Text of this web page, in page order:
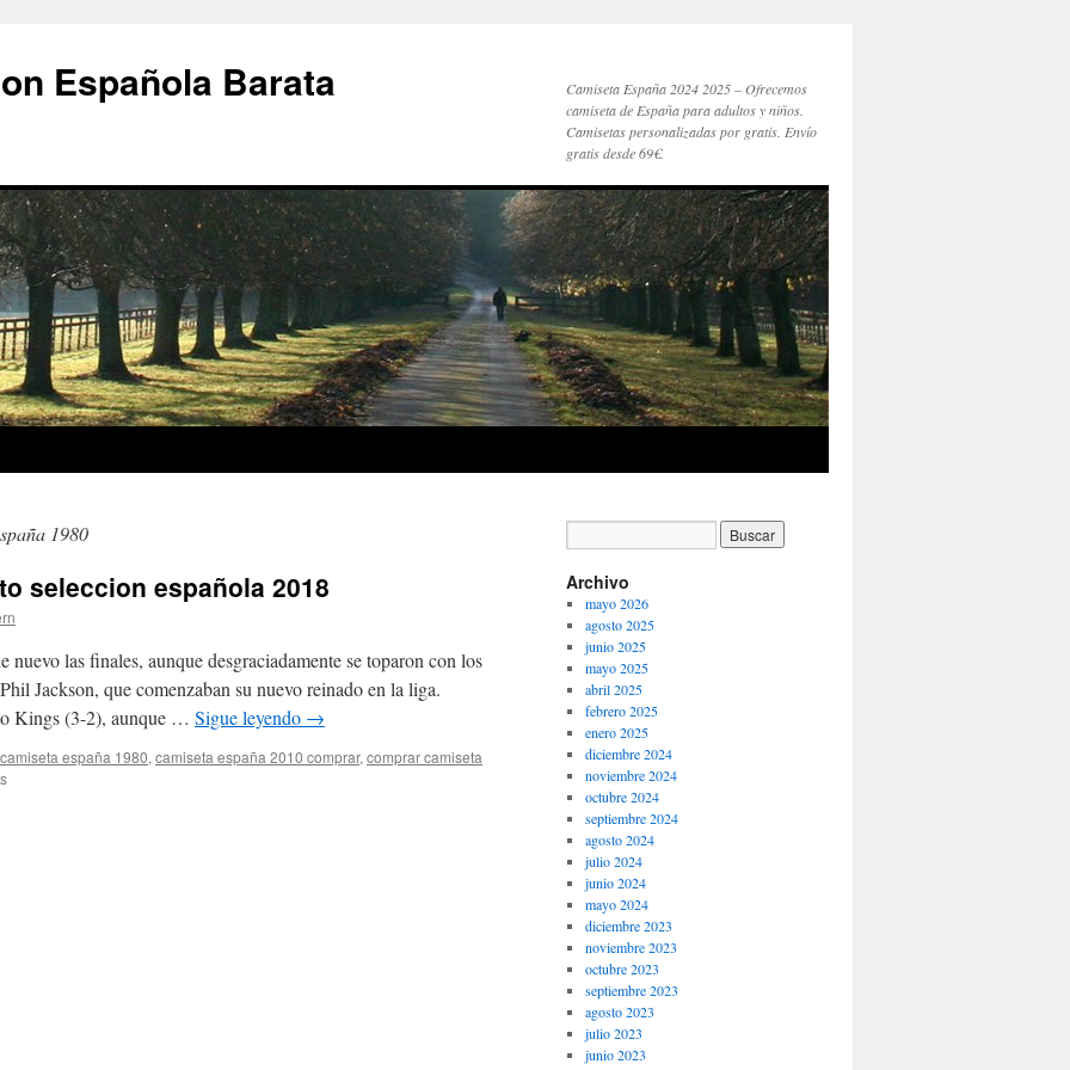
Española Barata
Camiseta España 2024 2025 – Ofrecemos
camiseta de España para adultos y niños.
Camisetas personalizadas por gratis. Envío
gratis desde 69€.
1980
seleccion española 2018
nuevo las finales, aunque desgraciadamente se toparon con los
Jackson, que comenzaban su nuevo reinado en la liga.
Kings (3-2), aunque … Sigue leyendo →
camiseta españa 1980, camiseta españa 2010 comprar, comprar camiseta
en
Archivo
mayo 2026
agosto 2025
junio 2025
mayo 2025
abril 2025
febrero 2025
enero 2025
diciembre 2024
noviembre 2024
octubre 2024
septiembre 2024
agosto 2024
julio 2024
junio 2024
mayo 2024
diciembre 2023
noviembre 2023
octubre 2023
septiembre 2023
agosto 2023
julio 2023
junio 2023